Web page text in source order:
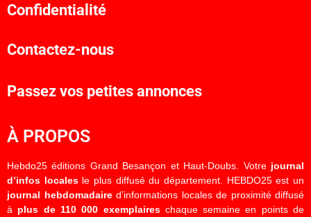
Confidentialité
Contactez-nous
Passez vos petites annonces
À PROPOS
Hebdo25 éditions Grand Besançon et Haut-Doubs. Votre journal
d’infos localesle plus diffusé du département. HEBDO25 est un
journal hebdomadaired’informations locales de proximité diffusé
à plus de 110 000 exemplaireschaque semaine en points de